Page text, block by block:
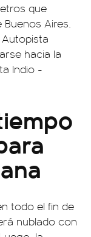
que
Buenos Aires.
hacia la
Indio -
todo el fin de
nublado con